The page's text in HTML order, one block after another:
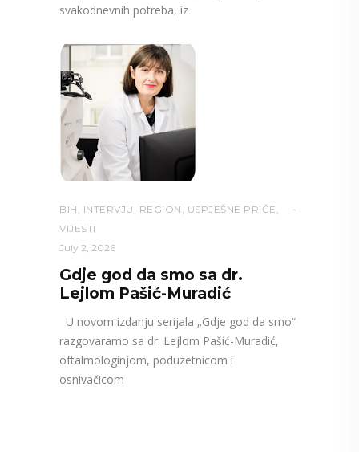
svakodnevnih potreba, iz
BIH , INTERVJU , REGION , USPJEŠNE PRIČE ,
VIJESTI
July 2, 2026
Gdje god da smo sa dr.
Lejlom Pašić-Muradić
U novom izdanju serijala „Gdje god da smo“
razgovaramo sa dr. Lejlom Pašić-Muradić,
oftalmologinjom, poduzetnicom i
osnivačicom